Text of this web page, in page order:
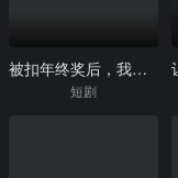
被扣年终奖后，我一路封神了
短剧